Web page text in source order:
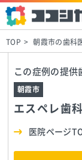
TOP 朝霞市の歯科
この症例の提供
エスペレ歯
朝霞市
医院ページ